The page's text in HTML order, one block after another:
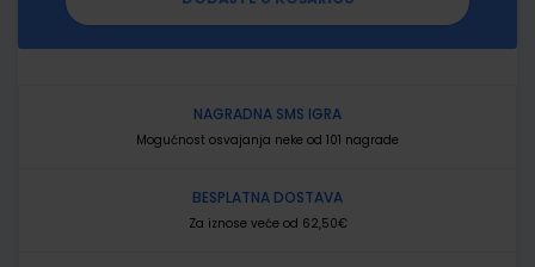
NAGRADNA SMS IGRA
Mogućnost osvajanja neke od 101 nagrade
BESPLATNA DOSTAVA
Za iznose veće od 62,50€